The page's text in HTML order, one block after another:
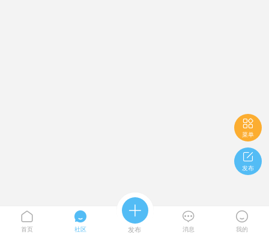

菜单

发布

首页

社区

发布

消息

我的